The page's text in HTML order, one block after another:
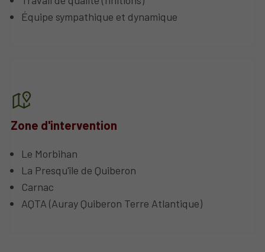
Équipe sympathique et dynamique
Zone d'intervention
Le Morbihan
La Presqu'île de Quiberon
Carnac
AQTA (Auray Quiberon Terre Atlantique)